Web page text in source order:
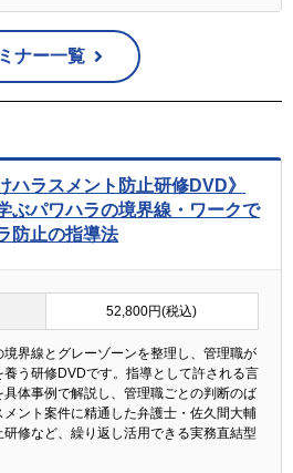
ナー一覧
ハラスメント防止研修DVD》
ぶパワハラの境界線・ワークで
防止の指導法
52,800円(税込)
界線とグレーゾーンを整理し、管理職が
う研修DVDです。指導として許される言
体事例で解説し、管理職ごとの判断のば
ント案件に精通した弁護士・佐久間大輔
修など、繰り返し活用できる実務直結型